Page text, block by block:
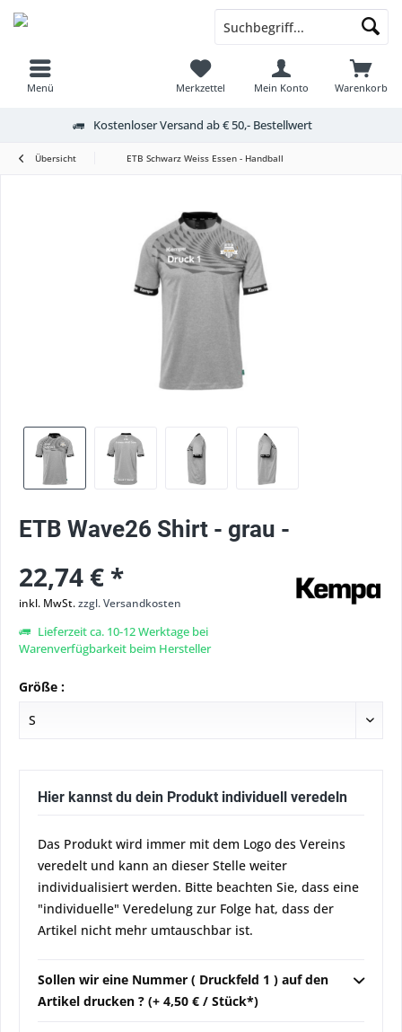
Menü Warenkorb
Merkzettel Mein Konto
Kostenloser Versand ab € 50,- Bestellwert
Übersicht ETB Schwarz Weiss Essen - Handball
ETB Wave26 Shirt - grau -
22,74 € *
inkl. MwSt.zzgl. Versandkosten
Lieferzeit ca. 10-12 Werktage bei
Warenverfügbarkeit beim Hersteller
Größe :
Hier kannst du dein Produkt individuell veredeln
Das Produkt wird immer mit dem Logo des Vereins
veredelt und kann an dieser Stelle weiter
individualisiert werden. Bitte beachten Sie, dass eine
"individuelle" Veredelung zur Folge hat, dass der
Artikel nicht mehr umtauschbar ist.
Sollen wir eine Nummer ( Druckfeld 1 ) auf den
Artikel drucken ? (+ 4,50 € / Stück*)